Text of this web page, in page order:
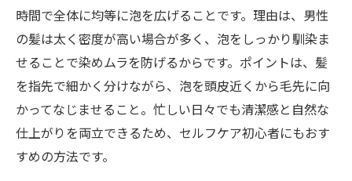
時間で全体に均等に泡を広げることです。理由は、男性
の髪は太く密度が高い場合が多く、泡をしっかり馴染ま
せることで染めムラを防げるからです。ポイントは、髪
を指先で細かく分けながら、泡を頭皮近くから毛先に向
かってなじませること。忙しい日々でも清潔感と自然な
仕上がりを両立できるため、セルフケア初心者にもおす
すめの方法です。